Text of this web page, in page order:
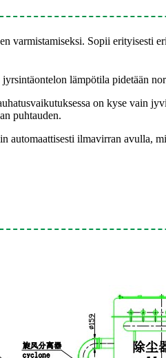
varmistamiseksi. Sopii
lämpötila pidetään
on kyse vain
puhtauden.
automaattisesti ilmavirran avulla,